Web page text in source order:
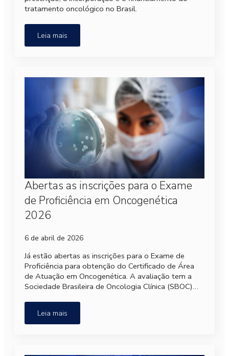
tratamento oncológico no Brasil.
Leia mais
Abertas as inscrições para o Exame
de Proficiência em Oncogenética
2026
6 de abril de 2026
Já estão abertas as inscrições para o Exame de
Proficiência para obtenção do Certificado de Área
de Atuação em Oncogenética. A avaliação tem a
Sociedade Brasileira de Oncologia Clínica (SBOC)…
Leia mais